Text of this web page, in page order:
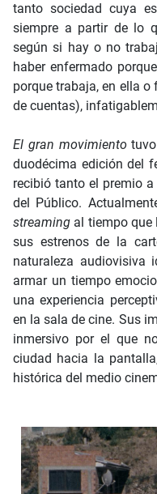
tanto sociedad cuya
siempre a partir de lo
según si hay o no
haber enfermado
porque trabaja, en ella
de cuentas),
El gran movimiento
duodécima edición del
recibió tanto el premio
del Público.
streaming al tiempo que
sus estrenos de la
naturaleza audiovisiva
armar un tiempo
una experiencia
en la sala de cine. Sus
inmersivo por el que
ciudad hacia la
histórica del medio